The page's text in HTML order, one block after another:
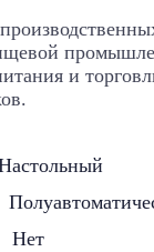
и
Нет